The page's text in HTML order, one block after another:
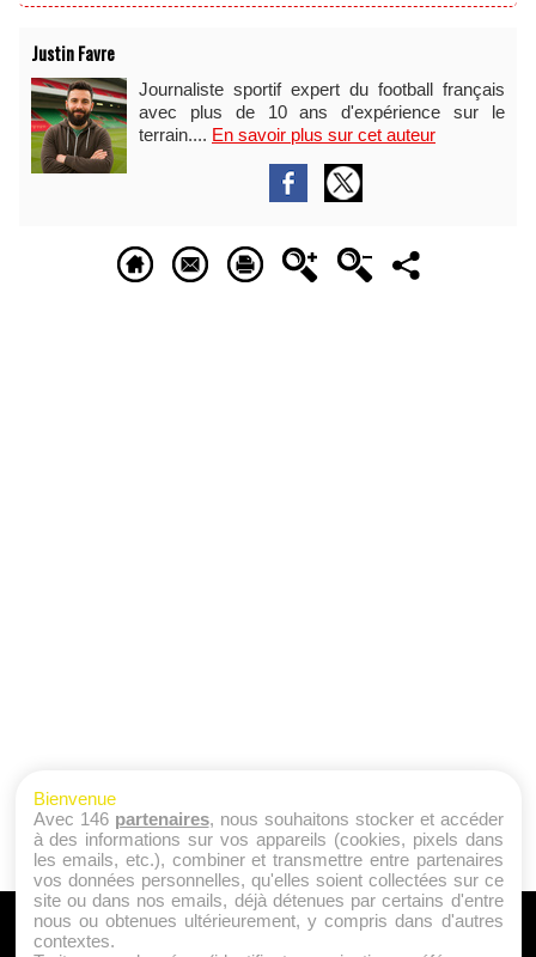
Justin Favre
Journaliste sportif expert du football français
avec plus de 10 ans d'expérience sur le
terrain.... En savoir plus sur cet auteur
A PROPOS
Bienvenue
Avec 146 partenaires, nous souhaitons stocker et accéder
à des informations sur vos appareils (cookies, pixels dans
les emails, etc.), combiner et transmettre entre partenaires
vos données personnelles, qu'elles soient collectées sur ce
site ou dans nos emails, déjà détenues par certains d'entre
nous ou obtenues ultérieurement, y compris dans d'autres
contextes.